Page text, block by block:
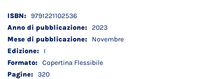
Dettagli
tecnici
9791221102536
2023
Novembre
I
Copertina Flessibile
320